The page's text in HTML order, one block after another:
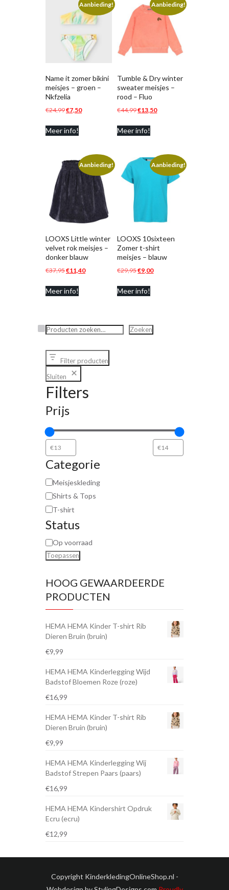
Aanbieding!
Name it zomer bikini
meisjes – groen –
Nkfzelia
€24,99Oorspronkelijke
was:
€7,50Huidige
Meer info!
Aanbieding!
Tumble & Dry winter
sweater meisjes –
rood – Fluo
€44,99Oorspronkelijke
was:
€13,50Huidige
Meer info!
Aanbieding!
LOOXS Little winter
velvet rok meisjes –
donker blauw
€37,95Oorspronkelijke
was:
€11,40Huidige
Meer info!
Aanbieding!
LOOXS 10sixteen
Zomer t-shirt
meisjes – blauw
€29,95Oorspronkelijke
was:
€9,00Huidige
Meer info!
Zoeken Zoeken
Filter producten
Sluiten
Filters
Prijs
Categorie
Meisjeskleding
Shirts & Tops
T-shirt
Status
Op voorraad
Toepassen
HOOG GEWAARDEERDE
PRODUCTEN
HEMA HEMA Kinder T-shirt Rib
Dieren Bruin (bruin)
€9,99
HEMA HEMA Kinderlegging Wijd
Badstof Bloemen Roze (roze)
€16,99
HEMA HEMA Kinder T-shirt Rib
Dieren Bruin (bruin)
€9,99
HEMA HEMA Kinderlegging Wij
Badstof Strepen Paars (paars)
€16,99
HEMA HEMA Kindershirt Opdruk
Ecru (ecru)
€12,99
Copyright KinderkledingOnlineShop.nl -